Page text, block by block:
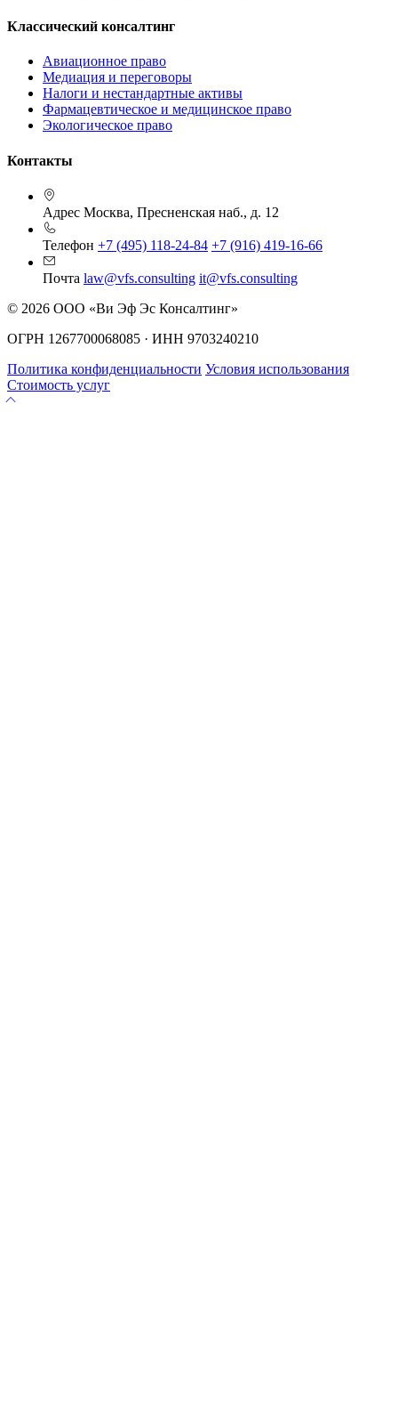
Классический консалтинг
Авиационное право
Медиация и переговоры
Налоги и нестандартные активы
Фармацевтическое и медицинское право
Экологическое право
Контакты
Адрес Москва, Пресненская наб., д. 12
Телефон +7 (495) 118-24-84 +7 (916) 419-16-66
Почта law@vfs.consulting it@vfs.consulting
© 2026 ООО «Ви Эф Эс Консалтинг»
ОГРН 1267700068085 · ИНН 9703240210
Политика конфиденциальности Условия использования
Стоимость услуг